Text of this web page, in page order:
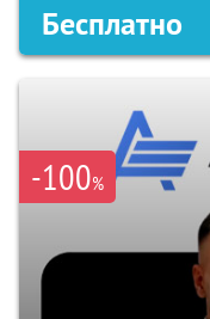
Бесплатно
-100%